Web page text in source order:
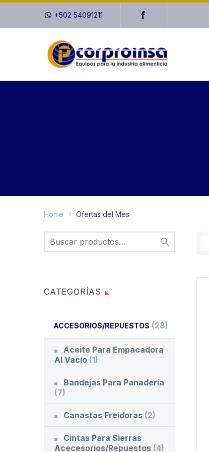
+502 54091211
Home Ofertas del Mes

CATEGORÍAS
ACCESORIOS/REPUESTOS (28)
Aceite Para Empacadora
Al Vacío (1)
Bandejas Para Panadería
(7)
Canastas Freidoras (2)
Cintas Para Sierras
Acecesorios/Repuestos (4)